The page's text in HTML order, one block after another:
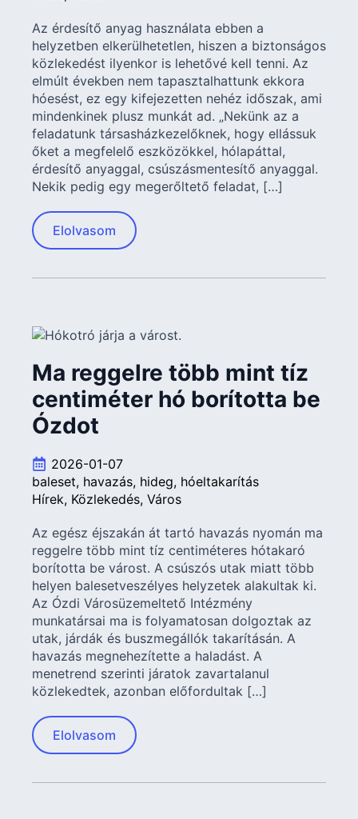
Az érdesítő anyag használata ebben a
helyzetben elkerülhetetlen, hiszen a biztonságos
közlekedést ilyenkor is lehetővé kell tenni. Az
elmúlt években nem tapasztalhattunk ekkora
hóesést, ez egy kifejezetten nehéz időszak, ami
mindenkinek plusz munkát ad. „Nekünk az a
feladatunk társasházkezelőknek, hogy ellássuk
őket a megfelelő eszközökkel, hólapáttal,
érdesítő anyaggal, csúszásmentesítő anyaggal.
Nekik pedig egy megerőltető feladat, […]
Elolvasom
Ma reggelre több mint tíz
centiméter hó borította be
Ózdot
2026-01-07
baleset havazás hideg hóeltakarítás
Hírek Közlekedés Város
Az egész éjszakán át tartó havazás nyomán ma
reggelre több mint tíz centiméteres hótakaró
borította be várost. A csúszós utak miatt több
helyen balesetveszélyes helyzetek alakultak ki.
Az Ózdi Városüzemeltető Intézmény
munkatársai ma is folyamatosan dolgoztak az
utak, járdák és buszmegállók takarításán. A
havazás megnehezítette a haladást. A
menetrend szerinti járatok zavartalanul
közlekedtek, azonban előfordultak […]
Elolvasom